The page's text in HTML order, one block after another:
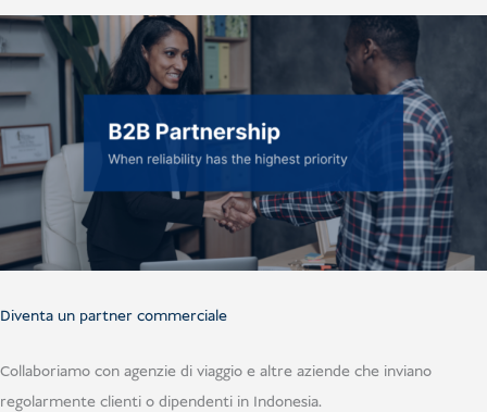
Diventa un partner commerciale
Collaboriamo con agenzie di viaggio e altre aziende che inviano
regolarmente clienti o dipendenti in Indonesia.